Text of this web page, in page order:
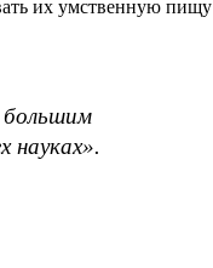
их умственную пищу
большим
науках».